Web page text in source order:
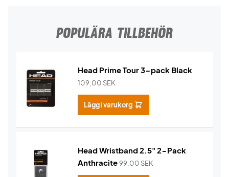
POPULÄRA TILLBEHÖR
Head Prime Tour 3-pack Black
109,00 SEK
Lägg i varukorg
Head Wristband 2.5" 2-Pack
Anthracite99,00 SEK